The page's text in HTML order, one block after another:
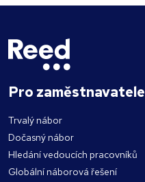
Pro zaměstnavatele
Trvalý nábor
Dočasný nábor
Hledání vedoucích pracovníků
Globální náborová řešení